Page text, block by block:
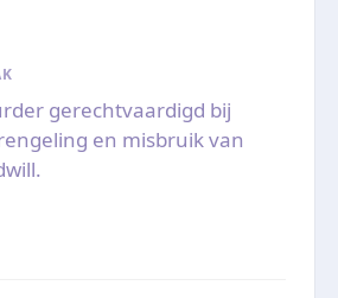
gerechtvaardigd bij
en misbruik van